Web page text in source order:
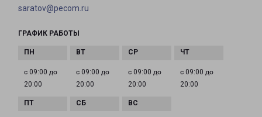
saratov@pecom.ru
ГРАФИК РАБОТЫ
с 09:00 до
20:00
с 09:00 до
20:00
с 09:00 до
20:00
с 09:00 до
20:00